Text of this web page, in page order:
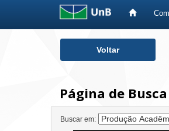
Voltar
Página de Busca
Buscar em: